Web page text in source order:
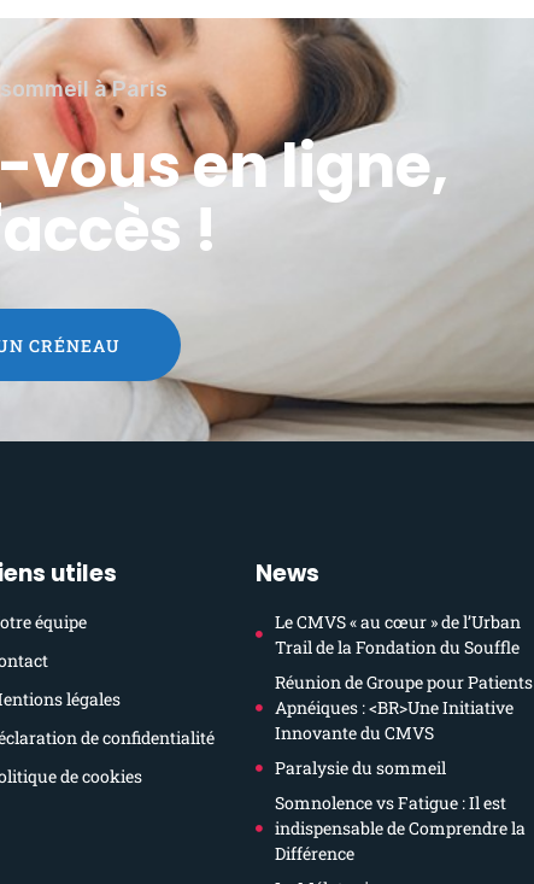
à Paris
vous en ligne,
!
CRÉNEAU
utiles
équipe
légales
de confidentialité
de cookies
News
Le CMVS « au cœur » de l’Urban
Trail de la Fondation du Souffle
Réunion de Groupe pour Patients
Apnéiques : <BR>Une Initiative
Innovante du CMVS
Paralysie du sommeil
Somnolence vs Fatigue : Il est
indispensable de Comprendre la
Différence